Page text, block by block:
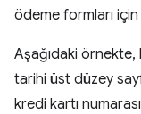
ödeme formları için
Aşağıdaki örnekte,
tarihi üst düzey
kredi kartı